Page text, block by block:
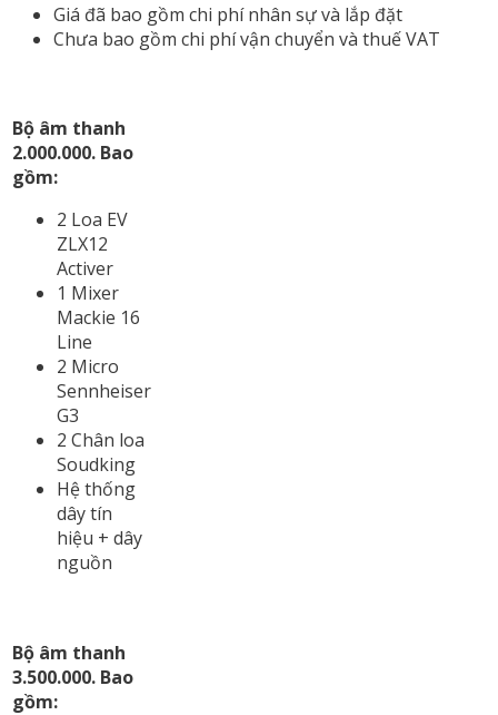
Giá đã bao gồm chi phí nhân sự và lắp đặt
Chưa bao gồm chi phí vận chuyển và thuế VAT
Bộ âm thanh
2.000.000. Bao
gồm:
2 Loa EV
ZLX12
Activer
1 Mixer
Mackie 16
Line
2 Micro
Sennheiser
G3
2 Chân loa
Soudking
Hệ thống
dây tín
hiệu + dây
nguồn
Bộ âm thanh
3.500.000. Bao
gồm: